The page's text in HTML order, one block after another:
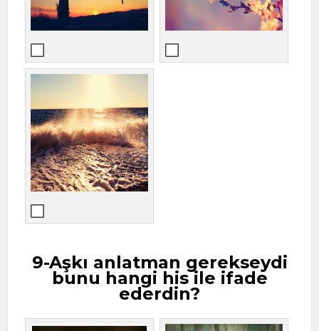
9-Aşkı anlatman gerekseydi
bunu hangi his ile ifade
ederdin?